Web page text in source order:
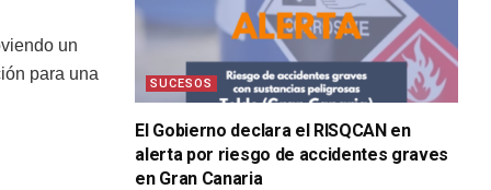
un
para una
SUCESOS
El Gobierno declara el RISQCAN en
alerta por riesgo de accidentes graves
en Gran Canaria